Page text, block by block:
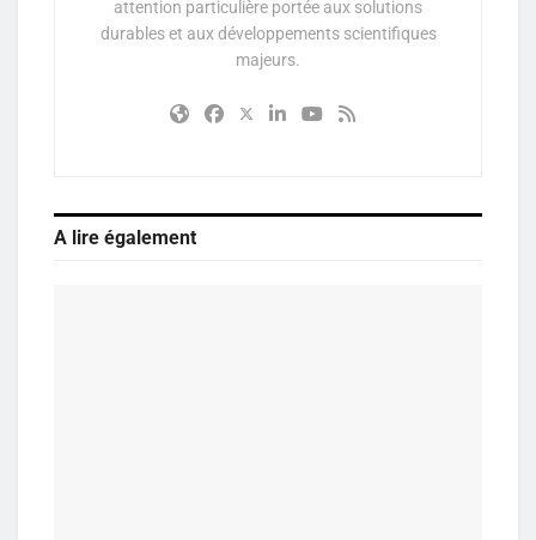
attention particulière portée aux solutions
durables et aux développements scientifiques
majeurs.
A lire également